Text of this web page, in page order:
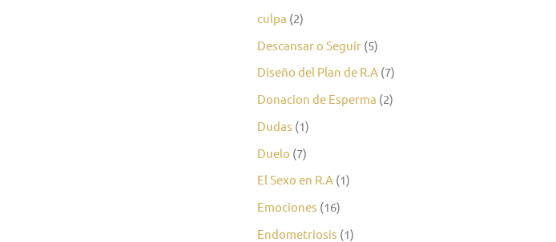
culpa (2)
Descansar o Seguir (5)
Diseño del Plan de R.A (7)
Donacion de Esperma (2)
Dudas (1)
Duelo (7)
El Sexo en R.A (1)
Emociones (16)
Endometriosis (1)